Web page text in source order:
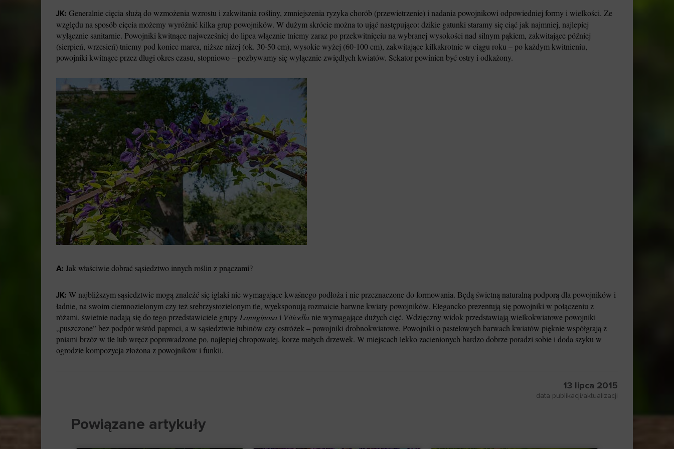
JK: Generalnie cięcia służą do wzmożenia wzrostu i zakwitania rośliny, zmniejszenia ryzyka chorób (przewietrzenie) i nadania powojnikowi odpowiedniej formy i wielkości. Ze
względu na sposób cięcia możemy wyróżnić kilka grup powojników. W dużym skrócie można to ująć następująco: dzikie gatunki staramy się ciąć jak najmniej, najlepiej
wyłącznie sanitarnie. Powojniki kwitnące najwcześniej do lipca włącznie tniemy zaraz po przekwitnięciu na wybranej wysokości nad silnym pąkiem, zakwitające później
(sierpień, wrzesień) tniemy pod koniec marca, niższe niżej (ok. 30-50 cm), wysokie wyżej (60-100 cm), zakwitające kilkakrotnie w ciągu roku – po każdym kwitnieniu,
powojniki kwitnące przez długi okres czasu, stopniowo – pozbywamy się wyłącznie zwiędłych kwiatów. Sekator powinien być ostry i odkażony.
A: Jak właściwie dobrać sąsiedztwo innych roślin z pnączami?
JK: W najbliższym sąsiedztwie mogą znaleźć się iglaki nie wymagające kwaśnego podłoża i nie przeznaczone do formowania. Będą świetną naturalną podporą dla powojników i
ładnie, na swoim ciemnozielonym czy też srebrzystozielonym tle, wyeksponują rozmaicie barwne kwiaty powojników. Elegancko prezentują się powojniki w połączeniu z
różami, świetnie nadają się do tego przedstawiciele grupy Lanuginosa i Viticella nie wymagające dużych cięć. Wdzięczny widok przedstawiają wielkokwiatowe powojniki
„puszczone” bez podpór wśród paproci, a w sąsiedztwie łubinów czy ostróżek – powojniki drobnokwiatowe. Powojniki o pastelowych barwach kwiatów pięknie współgrają z
pniami brzóz w tle lub wręcz poprowadzone po, najlepiej chropowatej, korze małych drzewek. W miejscach lekko zacienionych bardzo dobrze poradzi sobie i doda szyku w
ogrodzie kompozycja złożona z powojników i funkii.
13 lipca 2015
data publikacji/aktualizacji
Powiązane artykuły